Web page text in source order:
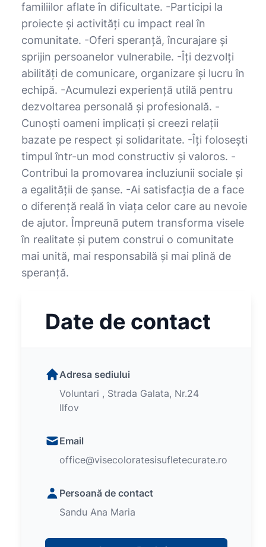
familiilor aflate în dificultate. -Participi la
proiecte și activități cu impact real în
comunitate. -Oferi speranță, încurajare și
sprijin persoanelor vulnerabile. -Îți dezvolți
abilități de comunicare, organizare și lucru în
echipă. -Acumulezi experiență utilă pentru
dezvoltarea personală și profesională. -
Cunoști oameni implicați și creezi relații
bazate pe respect și solidaritate. -Îți folosești
timpul într-un mod constructiv și valoros. -
Contribui la promovarea incluziunii sociale și
a egalității de șanse. -Ai satisfacția de a face
o diferență reală în viața celor care au nevoie
de ajutor. Împreună putem transforma visele
în realitate și putem construi o comunitate
mai unită, mai responsabilă și mai plină de
speranță.
Date de contact
Adresa sediului
Voluntari , Strada Galata, Nr.24
Ilfov
Email
office@visecoloratesisufletecurate.ro
Persoană de contact
Sandu Ana Maria